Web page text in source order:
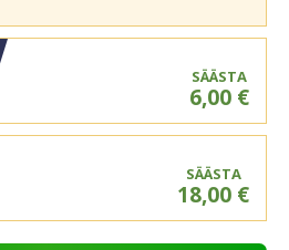
SÄÄSTA
6,00 €
SÄÄSTA
18,00 €